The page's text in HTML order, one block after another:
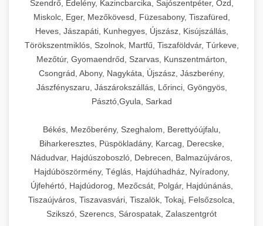
Szendrő, Edelény, Kazincbarcika, Sajószentpéter, Ózd,
Miskolc, Eger, Mezőkövesd, Füzesabony, Tiszafüred,
Heves, Jászapáti, Kunhegyes, Újszász, Kisújszállás,
Törökszentmiklós, Szolnok, Martfű, Tiszaföldvár, Túrkeve,
Mezőtúr, Gyomaendrőd, Szarvas, Kunszentmárton,
Csongrád, Abony, Nagykáta, Újszász, Jászberény,
Jászfényszaru, Jászárokszállás, Lőrinci, Gyöngyös,
Pásztó,Gyula, Sarkad
Békés, Mezőberény, Szeghalom, Berettyóújfalu,
Biharkeresztes, Püspökladány, Karcag, Derecske,
Nádudvar, Hajdúszoboszló, Debrecen, Balmazújváros,
Hajdúböszörmény, Téglás, Hajdúhadház, Nyíradony,
Újfehértó, Hajdúdorog, Mezőcsát, Polgár, Hajdúnánás,
Tiszaújváros, Tiszavasvári, Tiszalök, Tokaj, Felsőzsolca,
Szikszó, Szerencs, Sárospatak, Zalaszentgrót